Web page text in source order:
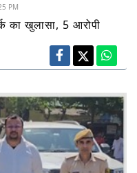
PM
का खुलासा, 5 आरोपी